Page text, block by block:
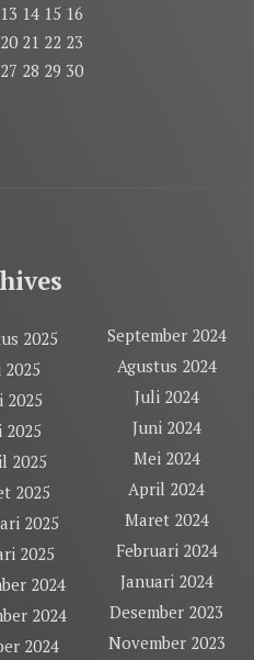
13 14 15 16
20 21 22 23
27 28 29 30
2025
2025
2025
2025
2025
2025
2025
2025
2024
2024
2024
September 2024
Agustus 2024
Juli 2024
Juni 2024
Mei 2024
April 2024
Maret 2024
Februari 2024
Januari 2024
Desember 2023
November 2023